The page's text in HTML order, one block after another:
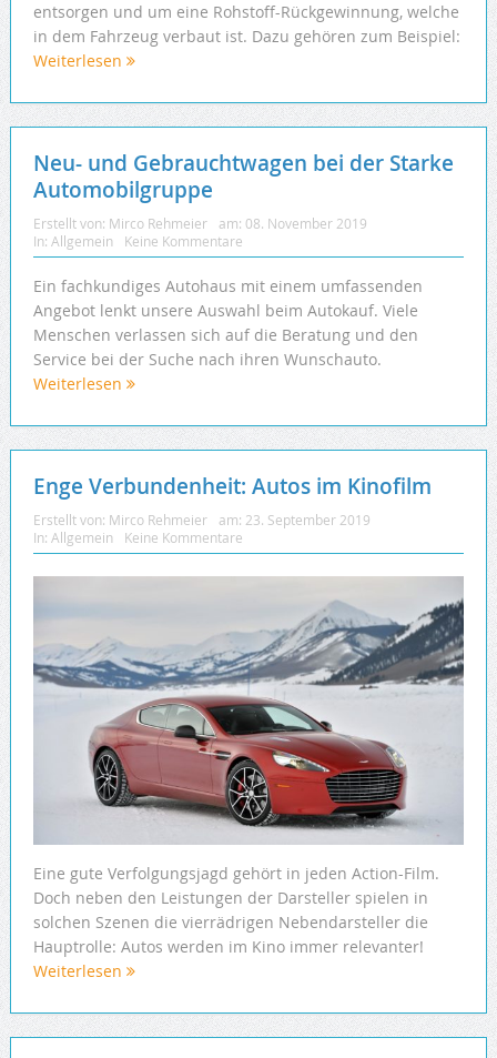
entsorgen und um eine Rohstoff-Rückgewinnung, welche
in dem Fahrzeug verbaut ist. Dazu gehören zum Beispiel:
Weiterlesen
Neu- und Gebrauchtwagen bei der Starke
Automobilgruppe
Erstellt von: Mirco Rehmeier am: 08. November 2019
In: Allgemein Keine Kommentare
Ein fachkundiges Autohaus mit einem umfassenden
Angebot lenkt unsere Auswahl beim Autokauf. Viele
Menschen verlassen sich auf die Beratung und den
Service bei der Suche nach ihren Wunschauto.
Weiterlesen
Enge Verbundenheit: Autos im Kinofilm
Erstellt von: Mirco Rehmeier am: 23. September 2019
In: Allgemein Keine Kommentare
Eine gute Verfolgungsjagd gehört in jeden Action-Film.
Doch neben den Leistungen der Darsteller spielen in
solchen Szenen die vierrädrigen Nebendarsteller die
Hauptrolle: Autos werden im Kino immer relevanter!
Weiterlesen